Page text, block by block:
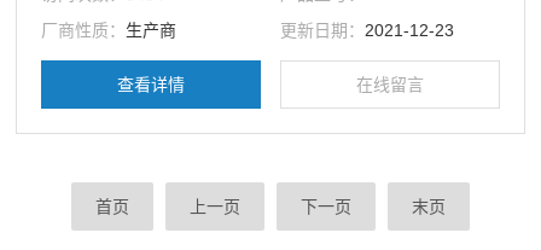
厂商性质： 生产商 更新日期： 2021-12-23
查看详情 在线留言
首页 上一页 下一页 末页